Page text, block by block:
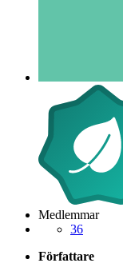
Medlemmar
36
Författare